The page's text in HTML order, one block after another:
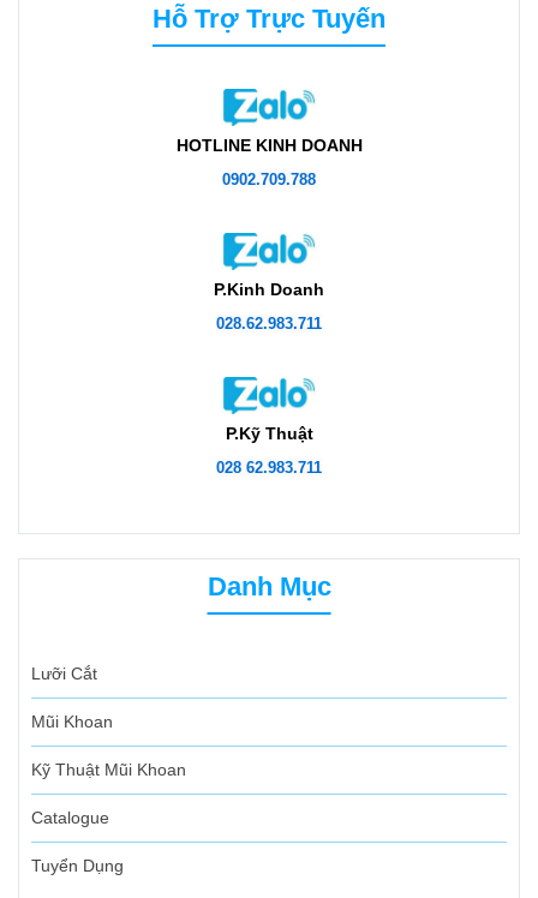
Hỗ Trợ Trực Tuyến
HOTLINE KINH DOANH
0902.709.788
P.Kinh Doanh
028.62.983.711
P.Kỹ Thuật
028 62.983.711
Danh Mục
Lưỡi Cắt
Mũi Khoan
Kỹ Thuật Mũi Khoan
Catalogue
Tuyển Dụng